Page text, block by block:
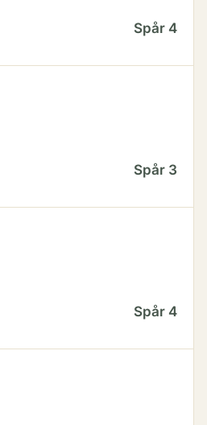
Spår 4
Spår 3
Spår 4